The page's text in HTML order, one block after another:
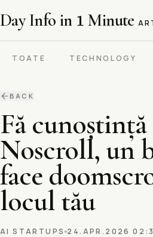
Day Info in 1 Minute
TOATE TECHNOLOGY
BACK
Fă
Noscroll, un
face
locul tău
AI STARTUPS 24.APR.2026